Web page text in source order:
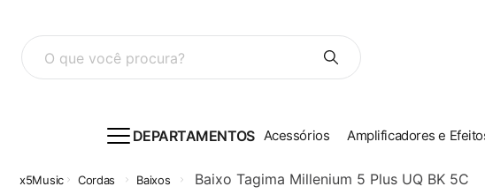
O que você procura?
DEPARTAMENTOS Acessórios Amplificadores e
Cordas Baixos Baixo Tagima Millenium 5 Plus UQ BK 5C